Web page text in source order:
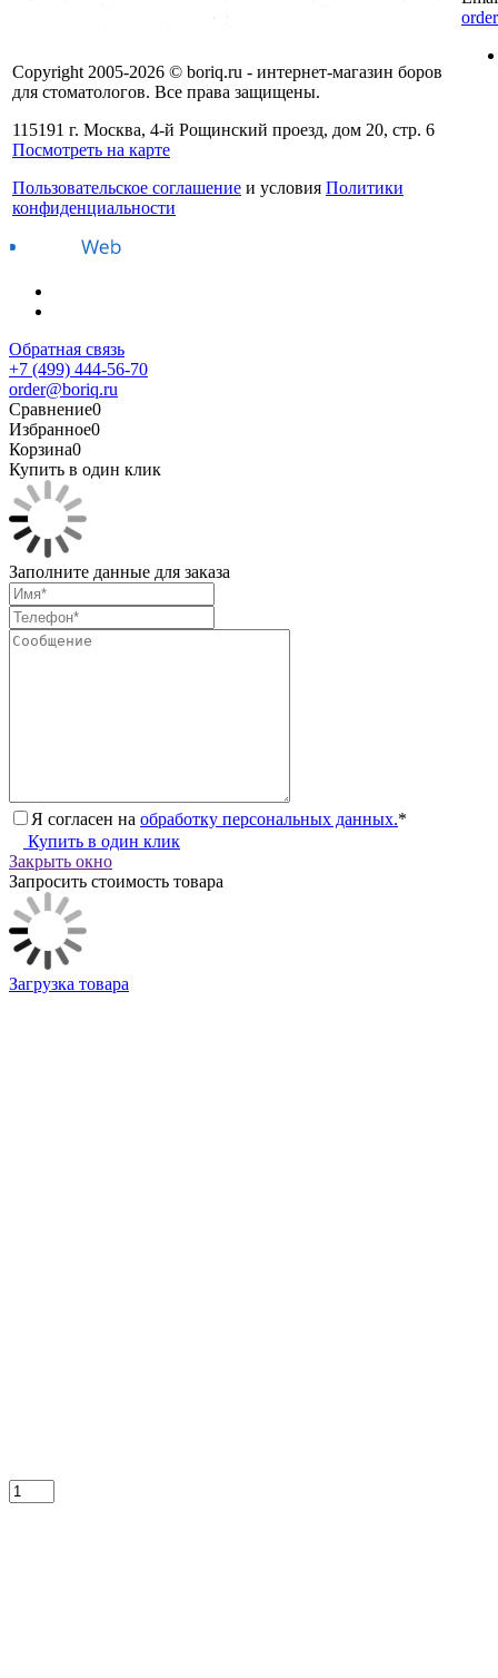
Copyright 2005-2026 © boriq.ru - интернет-магазин боров
для стоматологов. Все права защищены.
115191 г. Москва, 4-й Рощинский проезд, дом 20, стр. 6
Посмотреть на карте
Пользовательское соглашение и условия Политики
конфиденциальности
Обратная связь
+7 (499) 444-56-70
order@boriq.ru
Сравнение0
Избранное0
Корзина0
Купить в один клик
Заполните данные для заказа
Я согласен на обработку персональных данных.*
Купить в один клик
Закрыть окно
Запросить стоимость товара
Загрузка товара